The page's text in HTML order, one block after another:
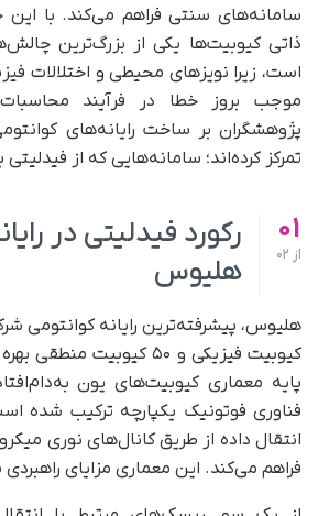
سامانه‌های سنتی فراهم می‌کند. با
ذاتی کیوبیت‌ها یکی از بزرگ‌ترین
است، زیرا نویزهای محیطی و اختلالات
موجب بروز خطا در فرآیند
پژوهشگران بر ساخت رایانه‌های
تمرکز کرده‌اند؛ سامانه‌هایی که از فیدلیتی
01
از
رکورد فیدلیتی در
هلیوس
کیوبیت فیزیکی و ۵۰ کیوبیت
پایه معماری کیوبیت‌های یون
فناوری فوتونیک یکپارچه ترکیب شده
انتقال داده از طریق کانال‌های نوری
فراهم می‌کند. این معماری مزایای